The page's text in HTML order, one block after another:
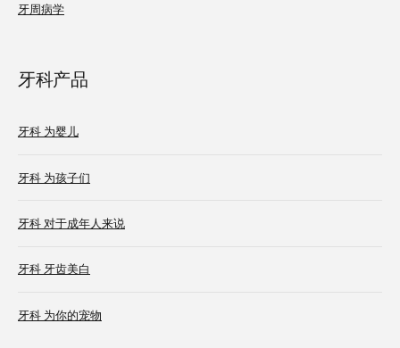
牙周病学
牙科产品
牙科 为婴儿
牙科 为孩子们
牙科 对于成年人来说
牙科 牙齿美白
牙科 为你的宠物